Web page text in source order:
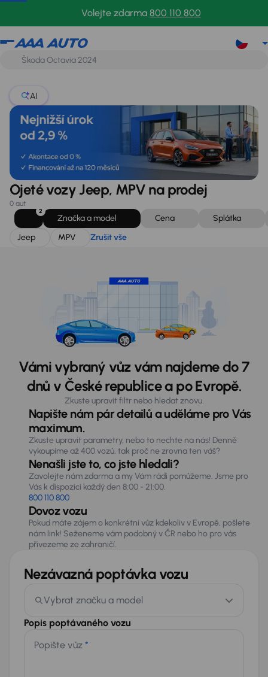
Volejte zdarma 800 110 800
Jeep
AI
Ojeté vozy Jeep, MPV na prodej
0 aut
2
Značka a model Cena
Splátka
Jeep
MPV Zrušit vše
Vámi vybraný vůz vám najdeme do 7
dnů v České republice a po Evropě.
Zkuste upravit filtr nebo hledat znovu.
Napište nám pár detailů a uděláme pro Vás
maximum.
Zkuste upravit parametry, nebo to nechte na nás! Denně
vykoupíme až 400 vozů, tak proč ne zrovna ten váš?
Nenašli jste to, co jste hledali?
Zavolejte nám zdarma a my Vám rádi pomůžeme. Jsme pro
Vás k dispozici každý den 8:00 - 21:00.
800 110 800
Dovoz vozu
Pokud máte zájem o konkrétní vůz kdekoliv v Evropě, pošlete
nám link! Seženeme vám podobný v ČR nebo ho pro vás
přivezeme ze zahraničí.
Nezávazná poptávka vozu
Vybrat značku a model
Popis poptávaného vozu
Popište vůz *